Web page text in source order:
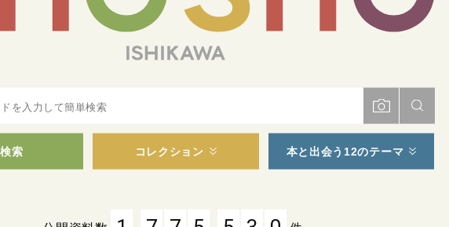
索 コレクション 本と出会う12のテーマ